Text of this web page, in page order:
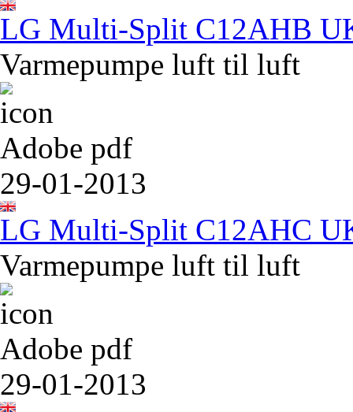
LG Multi-Split C12AHB
Varmepumpe luft til luft
Adobe pdf
29-01-2013
LG Multi-Split C12AHC
Varmepumpe luft til luft
Adobe pdf
29-01-2013